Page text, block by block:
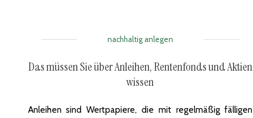
nachhaltig anlegen
Das müssen Sie über Anleihen, Rentenfonds und Aktien
wissen
Anleihen sind Wertpapiere, die mit regelmäßig fälligen